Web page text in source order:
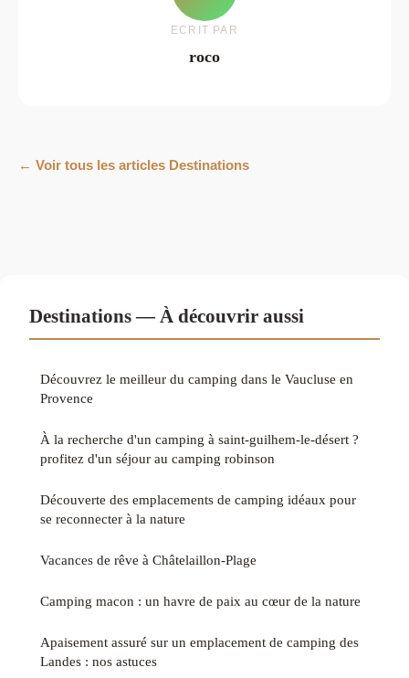
ECRIT PAR
roco
← Voir tous les articles Destinations
Destinations — À découvrir aussi
Découvrez le meilleur du camping dans le Vaucluse en
Provence
À la recherche d'un camping à saint-guilhem-le-désert ?
profitez d'un séjour au camping robinson
Découverte des emplacements de camping idéaux pour
se reconnecter à la nature
Vacances de rêve à Châtelaillon-Plage
Camping macon : un havre de paix au cœur de la nature
Apaisement assuré sur un emplacement de camping des
Landes : nos astuces